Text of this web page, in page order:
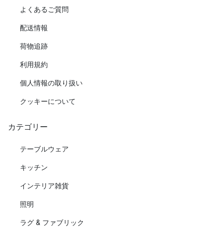
よくあるご質問
配送情報
荷物追跡
利用規約
個人情報の取り扱い
クッキーについて
カテゴリー
テーブルウェア
キッチン
インテリア雑貨
照明
ラグ & ファブリック